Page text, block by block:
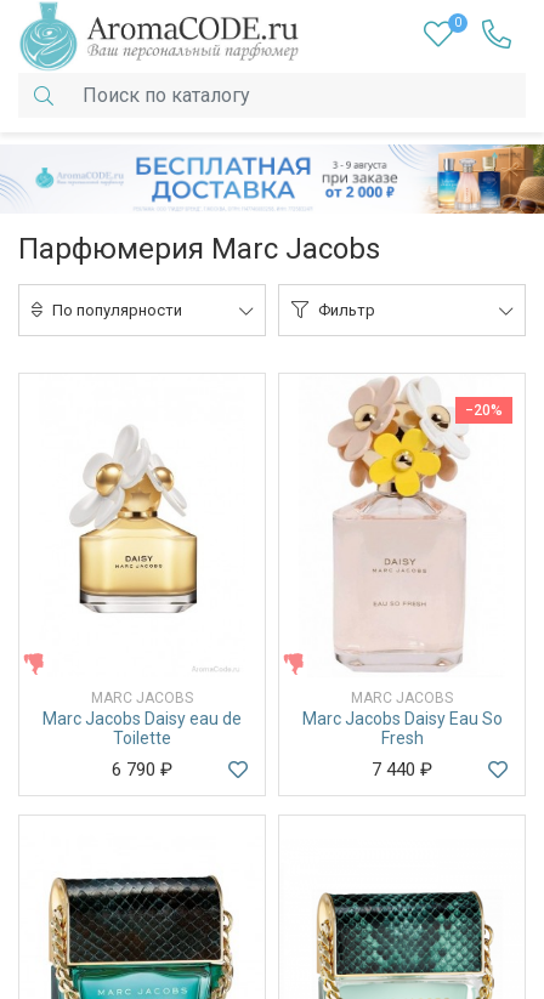
0
Парфюмерия Marc Jacobs
По популярности Фильтр
MARC JACOBS
Marc Jacobs Daisy eau de
Toilette
6 790 ₽
−20%
ЖЕНСКИЕ
MARC JACOBS
Marc Jacobs Daisy Eau So
Fresh
7 440 ₽